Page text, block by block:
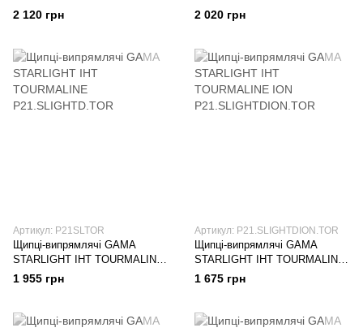
ION P21.SLIGHTDION.PLT
2 120 грн
P21.SLIGHTDION.TIT
2 020 грн
Артикул: P21SLTOR
Щипці-випрямлячі GAMA
STARLIGHT IHT TOURMALINE
P21.SLIGHTD.TOR
1 955 грн
Артикул: P21.SLIGHTDION.TOR
Щипці-випрямлячі GAMA
STARLIGHT IHT TOURMALINE
ION P21.SLIGHTDION.TOR
1 675 грн